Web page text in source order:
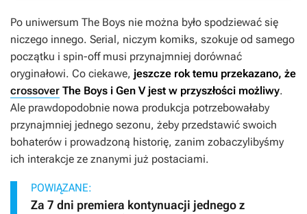
Po uniwersum The Boys nie można było spodziewać się
niczego innego. Serial, niczym komiks, szokuje od samego
początku i spin-off musi przynajmniej dorównać
oryginałowi. Co ciekawe, jeszcze rok temu przekazano, że
crossover The Boys i Gen Vjest w przyszłości możliwy.
Ale prawdopodobnie nowa produkcja potrzebowałaby
przynajmniej jednego sezonu, żeby przedstawić swoich
bohaterów i prowadzoną historię, zanim zobaczylibyśmy
ich interakcje ze znanymi już postaciami.
POWIĄZANE:
Za 7 dni premiera kontynuacji jednego z